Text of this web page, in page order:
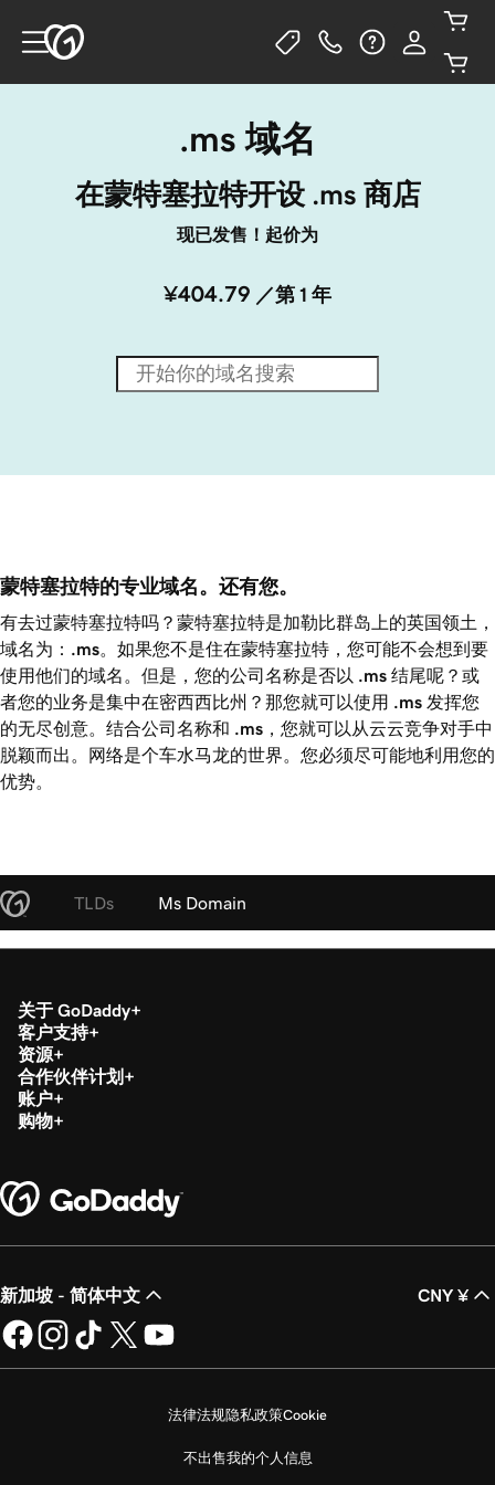
.ms 域名
在蒙特塞拉特开设 .ms 商店
现已发售！起价为
¥404.79 ／第 1 年
蒙特塞拉特的专业域名。还有您。
有去过蒙特塞拉特吗？蒙特塞拉特是加勒比群岛上的英国领土，
域名为： .ms 。如果您不是住在蒙特塞拉特，您可能不会想到要
使用他们的域名。但是，您的公司名称是否以 .ms 结尾呢？或
者您的业务是集中在密西西比州？那您就可以使用 .ms 发挥您
的无尽创意。结合公司名称和 .ms ，您就可以从云云竞争对手中
脱颖而出。网络是个车水马龙的世界。您必须尽可能地利用您的
优势。
TLDs Ms Domain
关于 GoDaddy
客户支持
资源
合作伙伴计划
账户
购物
新加坡 - 简体中文 CNY ¥
法律法规隐私政策Cookie
不出售我的个人信息